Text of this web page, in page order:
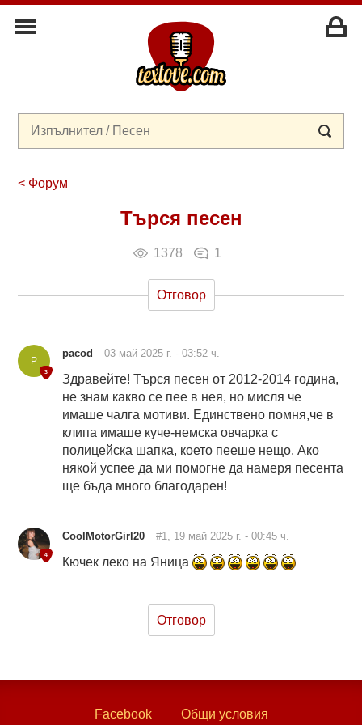
< Форум
Търся песен
1378 1
Отговор
pacod 03 май 2025 г. - 03:52 ч.
Здравейте! Търся песен от 2012-2014 година,
не знам какво се пее в нея, но мисля че
имаше чалга мотиви. Единствено помня,че в
клипа имаше куче-немска овчарка с
полицейска шапка, което пееше нещо. Ако
някой успее да ми помогне да намеря песента
ще бъда много благодарен!
CoolMotorGirl20 #1, 19 май 2025 г. - 00:45 ч.
Кючек леко на Яница
Отговор
Facebook Общи условия